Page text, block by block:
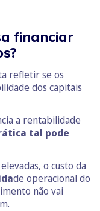
financiar
refletir se os
dos capitais
a rentabilidade
tal pode
o custo da
de operacional do
não vai